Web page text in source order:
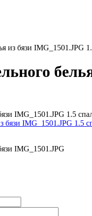
из бязи
IMG_1501.JPG 1.5
IMG_1501.JPG